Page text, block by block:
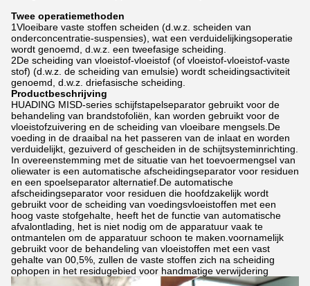
Twee operatiemethoden
1Vloeibare vaste stoffen scheiden (d.w.z. scheiden van
onderconcentratie-suspensies), wat een verduidelijkingsoperatie
wordt genoemd, d.w.z. een tweefasige scheiding.
2De scheiding van vloeistof-vloeistof (of vloeistof-vloeistof-vaste
stof) (d.w.z. de scheiding van emulsie) wordt scheidingsactiviteit
genoemd, d.w.z. driefasische scheiding.
Productbeschrijving
HUADING MISD-series schijfstapelseparator gebruikt voor de
behandeling van brandstofoliën, kan worden gebruikt voor de
vloeistofzuivering en de scheiding van vloeibare mengsels.De
voeding in de draaibal na het passeren van de inlaat en worden
verduidelijkt, gezuiverd of gescheiden in de schijtsysteminrichting.
In overeenstemming met de situatie van het toevoermengsel van
oliewater is een automatische afscheidingseparator voor residuen
en een spoelseparator alternatief.De automatische
afscheidingseparator voor residuen die hoofdzakelijk wordt
gebruikt voor de scheiding van voedingsvloeistoffen met een
hoog vaste stofgehalte, heeft het de functie van automatische
afvalontlading, het is niet nodig om de apparatuur vaak te
ontmantelen om de apparatuur schoon te maken.voornamelijk
gebruikt voor de behandeling van vloeistoffen met een vast
gehalte van 00,5%, zullen de vaste stoffen zich na scheiding
ophopen in het residugebied voor handmatige verwijdering